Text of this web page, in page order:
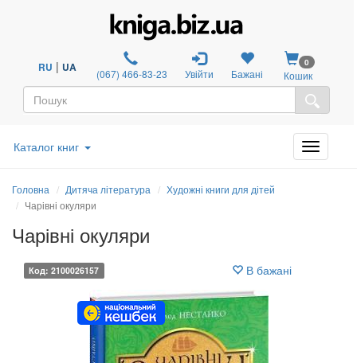
RU | UA (067) 466-83-23 Увійти Бажані
0
Кошик
Каталог книг
Головна Дитяча література
Художні книги для дітей
Чарівні окуляри
Чарівні окуляри
Код: 2100026157 В бажані